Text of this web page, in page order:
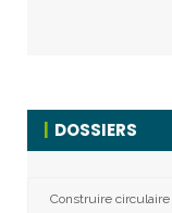
DOSSIERS
Construire circulaire